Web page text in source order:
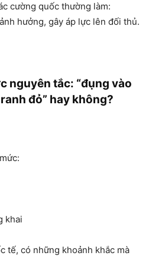
cường quốc thường làm:
hưởng, gây áp lực lên đối thủ.
nguyên tắc: “đụng vào
đỏ” hay không?
khai
tế, có những khoảnh khắc mà